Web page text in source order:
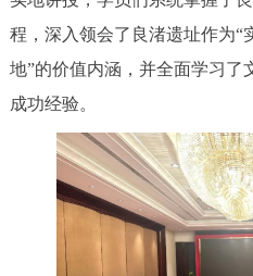
程，深入领会了良渚遗址作为“
地”的价值内涵，并全面学习了
成功经验。